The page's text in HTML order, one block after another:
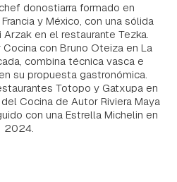
donostiarra formado en
y México, con una sólida
en el restaurante Tezka.
con Bruno Oteiza en La
combina técnica vasca e
su propuesta gastronómica.
Totopo y Gatxupa en
Cocina de Autor Riviera Maya
con una Estrella Michelin en
2024.